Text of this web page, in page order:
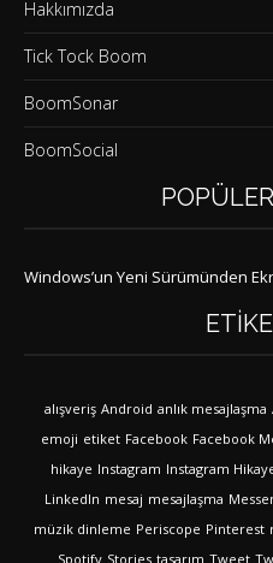
Hakkımızda
Tick Tock Boom
BoomSonar
BoomSocial
Windows’un Yeni Sürümünden
alışveriş Android anlık mesajlaşma
emoji etiket Facebook Facebook
hikaye Instagram Instagram
LinkedIn mesaj mesajlaşma
müzik dinleme Periscope Pinterest
Spotify Stories tasarım Tweet